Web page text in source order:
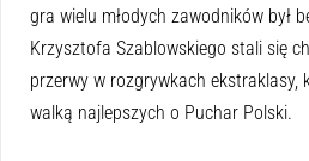
gra wielu młodych zawodników był
Krzysztofa Szablowskiego stali się
przerwy w rozgrywkach ekstraklasy,
walką najlepszych o Puchar Polski.